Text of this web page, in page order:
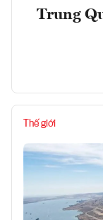
Trung
Thế giới